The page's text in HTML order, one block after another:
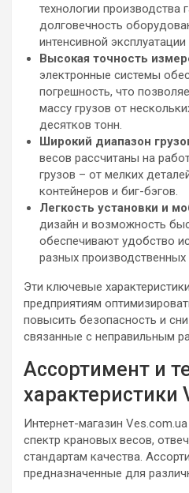
технологии производства
долговечность
интенсивной
Высокая точность
электронные системы
погрешность, что
массу грузов от
десятков тонн.
Широкий диапазон
весов рассчитаны на
грузов – от мелких
контейнеров и биг-бэгов.
Легкость установки и
дизайн и возможность
обеспечивают удобство
разных производственных
Эти ключевые
предприятиям
повысить безопасность и
связанные с неправильным
Ассортимент и
характеристики
Интернет-магазин
спектр крановых весов,
стандартам качества.
предназначенные для